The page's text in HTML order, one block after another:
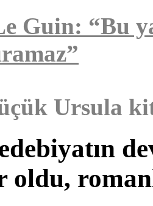
Guin: “Bu
Ursula
oldu,